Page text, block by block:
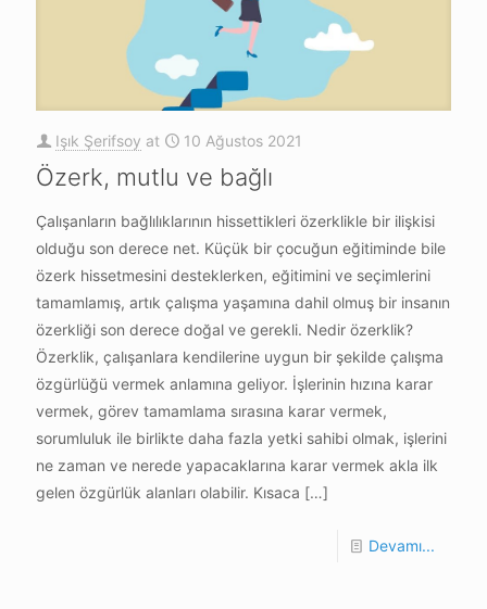
Işık Şerifsoy at 10 Ağustos 2021
Özerk, mutlu ve bağlı
Çalışanların bağlılıklarının hissettikleri özerklikle bir ilişkisi
olduğu son derece net. Küçük bir çocuğun eğitiminde bile
özerk hissetmesini desteklerken, eğitimini ve seçimlerini
tamamlamış, artık çalışma yaşamına dahil olmuş bir insanın
özerkliği son derece doğal ve gerekli. Nedir özerklik?
Özerklik, çalışanlara kendilerine uygun bir şekilde çalışma
özgürlüğü vermek anlamına geliyor. İşlerinin hızına karar
vermek, görev tamamlama sırasına karar vermek,
sorumluluk ile birlikte daha fazla yetki sahibi olmak, işlerini
ne zaman ve nerede yapacaklarına karar vermek akla ilk
gelen özgürlük alanları olabilir. Kısaca […]
Devamı...